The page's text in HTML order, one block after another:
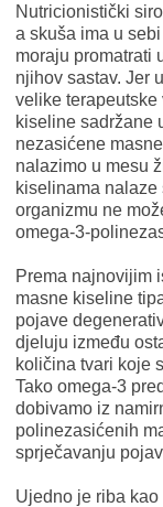
Nutricionistički
a skuša ima u
moraju promatrati
njihov sastav. Jer
velike
kiseline sadržane
nezasićene
nalazimo u mesu
kiselinama
organizmu ne
omega-3-
Prema najnovijim
masne kiseline
pojave
djeluju između
količina tvari koje
Tako omega-3
dobivamo iz
polinezasićenih
sprječavanju
Ujedno je riba